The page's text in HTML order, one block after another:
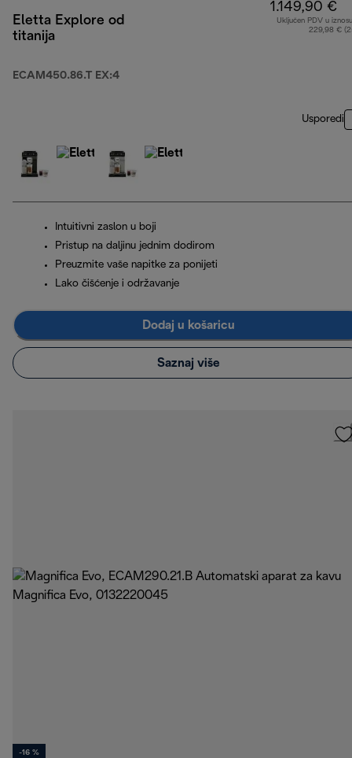
Eletta Explore od
titanija
ECAM450.86.T EX:4
1.149,90 €
Uključen PDV u
229,98 €
Usporedi
Intuitivni zaslon u boji
Pristup na daljinu jednim dodirom
Preuzmite vaše napitke za ponijeti
Lako čišćenje i održavanje
Dodaj u košaricu
Saznaj više
-16 %